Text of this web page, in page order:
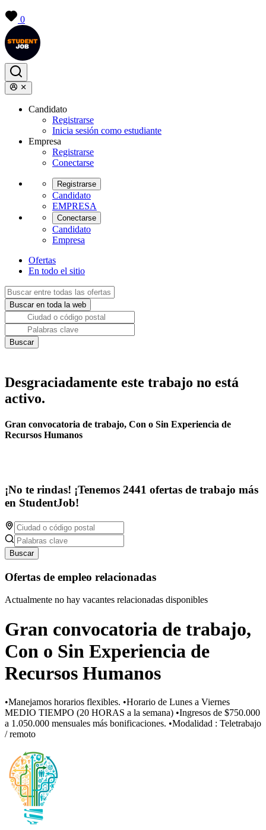
0
Candidato
Registrarse
Inicia sesión como estudiante
Empresa
Registrarse
Conectarse
Registrarse
Candidato
EMPRESA
Conectarse
Candidato
Empresa
Ofertas
En todo el sitio
Desgraciadamente este trabajo no está
activo.
Gran convocatoria de trabajo, Con o Sin Experiencia de
Recursos Humanos
¡No te rindas! ¡Tenemos 2441 ofertas de trabajo más
en StudentJob!
Buscar
Ofertas de empleo relacionadas
Actualmente no hay vacantes relacionadas disponibles
Gran convocatoria de trabajo,
Con o Sin Experiencia de
Recursos Humanos
•Manejamos horarios flexibles. •Horario de Lunes a Viernes
MEDIO TIEMPO (20 HORAS a la semana) •Ingresos de $750.000
a 1.050.000 mensuales más bonificaciones. •Modalidad : Teletrabajo
/ remoto